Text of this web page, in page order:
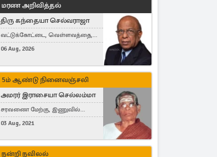
மரண அறிவித்தல்
திரு கந்தையா செல்வராஜா
வட்டுக்கோட்டை, வெள்ளவத்தை,
Toronto, Canada
06 Aug, 2026
5ம் ஆண்டு நினைவஞ்சலி
அமரர் இராசையா செல்லம்மா
சரவணை மேற்கு, இணுவில்
கிழக்கு
03 Aug, 2021
நன்றி நவிலல்